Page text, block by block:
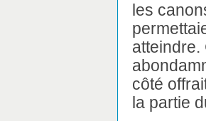
les
atteindre.
côté
la partie